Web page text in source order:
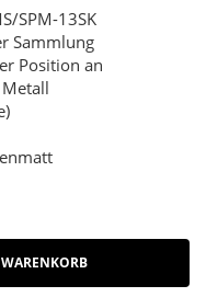
SPM-13SK
Sammlung
Position an